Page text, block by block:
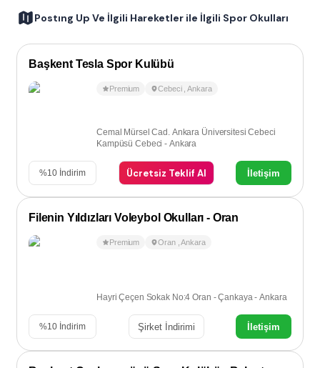
Postıng Up Ve İlgili Hareketler ile İlgili Spor Okulları
Başkent Tesla Spor Kulübü
Premium Cebeci ,Ankara
Cemal Mürsel Cad. Ankara Üniversitesi Cebeci
Kampüsü Cebeci - Ankara
%10 İndirim Ücretsiz Teklif Al İletişim
Filenin Yıldızları Voleybol Okulları - Oran
Premium Oran ,Ankara
Hayri Çeçen Sokak No:4 Oran - Çankaya - Ankara
%10 İndirim Şirket İndirimi İletişim